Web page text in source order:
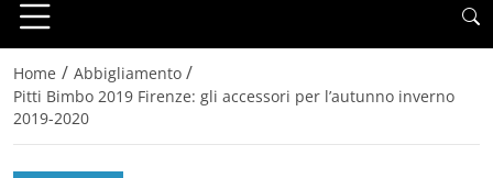
Home / Abbigliamento /
Pitti Bimbo 2019 Firenze: gli accessori per l’autunno inverno
2019-2020